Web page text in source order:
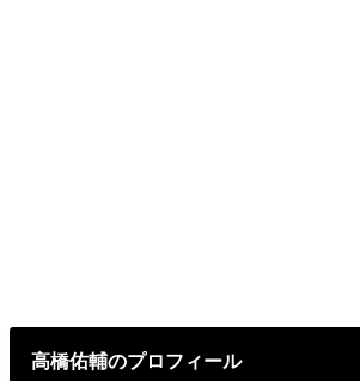
高橋佑輔のプロフィール